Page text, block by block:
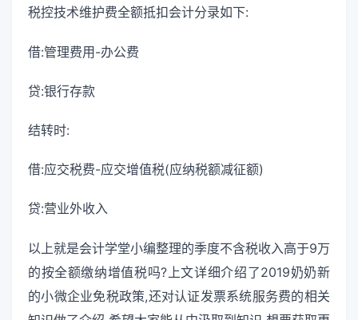
税控技术维护费全额抵扣会计分录如下:
借:管理费用-办公费
贷:银行存款
结转时:
借:应交税费-应交增值税(应纳税额减征额)
贷:营业外收入
以上就是会计学堂小编整理的季度不含税收入高于9万
的按全额缴纳增值税吗?上文详细介绍了2019奶奶新
的小微企业免税政策,还对认证发票系统服务费的相关